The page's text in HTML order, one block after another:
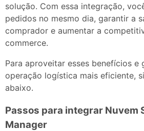
solução. Com essa integração,
pedidos no mesmo dia, garantir a
comprador e aumentar a
commerce.
Para aproveitar esses benefícios e
operação logística mais eficiente,
abaixo.
Passos para integrar Nuvem
Manager